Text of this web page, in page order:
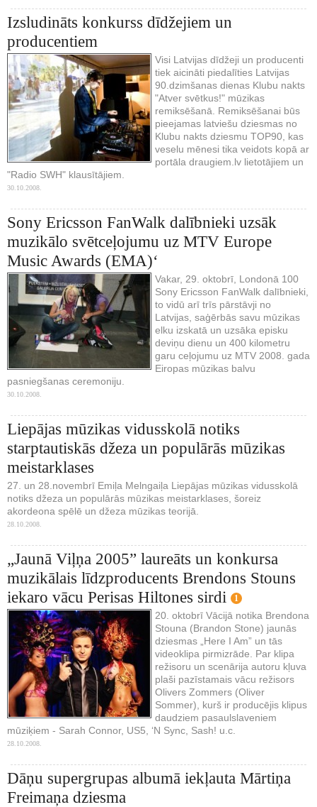
Izsludināts konkurss dīdžejiem un
producentiem
Visi Latvijas dīdžeji un producenti
tiek aicināti piedalīties Latvijas
90.dzimšanas dienas Klubu nakts
"Atver svētkus!" mūzikas
remiksēšanā. Remiksēšanai būs
pieejamas latviešu dziesmas no
Klubu nakts dziesmu TOP90, kas
veselu mēnesi tika veidots kopā ar
portāla draugiem.lv lietotājiem un
"Radio SWH" klausītājiem.
30.10.2008.
Sony Ericsson FanWalk dalībnieki uzsāk
muzikālo svētceļojumu uz MTV Europe
Music Awards (EMA)‘
Vakar, 29. oktobrī, Londonā 100
Sony Ericsson FanWalk dalībnieki,
to vidū arī trīs pārstāvji no
Latvijas, saģērbās savu mūzikas
elku izskatā un uzsāka episku
deviņu dienu un 400 kilometru
garu ceļojumu uz MTV 2008. gada
Eiropas mūzikas balvu
pasniegšanas ceremoniju.
30.10.2008.
Liepājas mūzikas vidusskolā notiks
starptautiskās džeza un populārās mūzikas
meistarklases
27. un 28.novembrī Emiļa Melngaiļa Liepājas mūzikas vidusskolā
notiks džeza un populārās mūzikas meistarklases, šoreiz
akordeona spēlē un džeza mūzikas teorijā.
28.10.2008.
„Jaunā Viļņa 2005” laureāts un konkursa
muzikālais līdzproducents Brendons Stouns
iekaro vācu Perisas Hiltones sirdi
1
20. oktobrī Vācijā notika Brendona
Stouna (Brandon Stone) jaunās
dziesmas „Here I Am” un tās
videoklipa pirmizrāde. Par klipa
režisoru un scenārija autoru kļuva
plaši pazīstamais vācu režisors
Olivers Zommers (Oliver
Sommer), kurš ir producējis klipus
daudziem pasaulslaveniem
mūziķiem - Sarah Connor, US5, ‘N Sync, Sash! u.c.
28.10.2008.
Dāņu supergrupas albumā iekļauta Mārtiņa
Freimaņa dziesma